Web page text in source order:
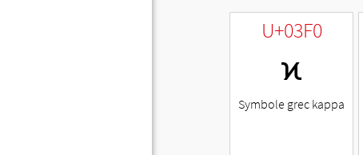
U+03F0
ϰ
Symbole grec kappa